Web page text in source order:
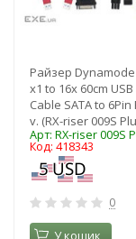
Райзер Dynamode
x1 to 16x 60cm USB
Cable SATA to
v. (RX-riser 009S
Арт: RX-riser 009S
Код: 418343
0
У кошик